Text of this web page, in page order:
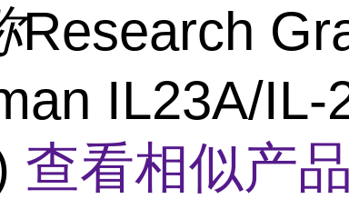
Research
IL23A/IL-
查看相似产